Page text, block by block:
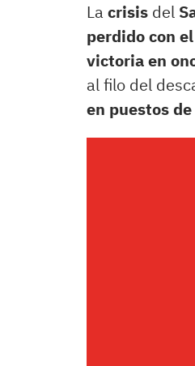
La crisis del
perdido con
victoria en
al filo del
en puestos